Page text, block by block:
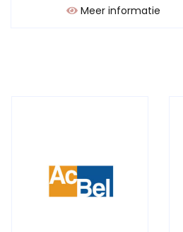
Meer informatie